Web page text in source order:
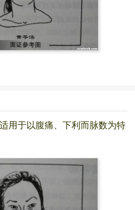
用于以腹痛、下利而脉数为特